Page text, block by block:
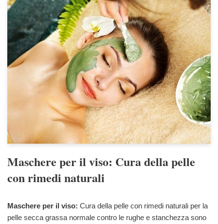
Maschere per il viso: Cura della pelle
con rimedi naturali
Maschere per il viso: Cura della pelle con rimedi naturali per la
pelle secca grassa normale contro le rughe e stanchezza sono